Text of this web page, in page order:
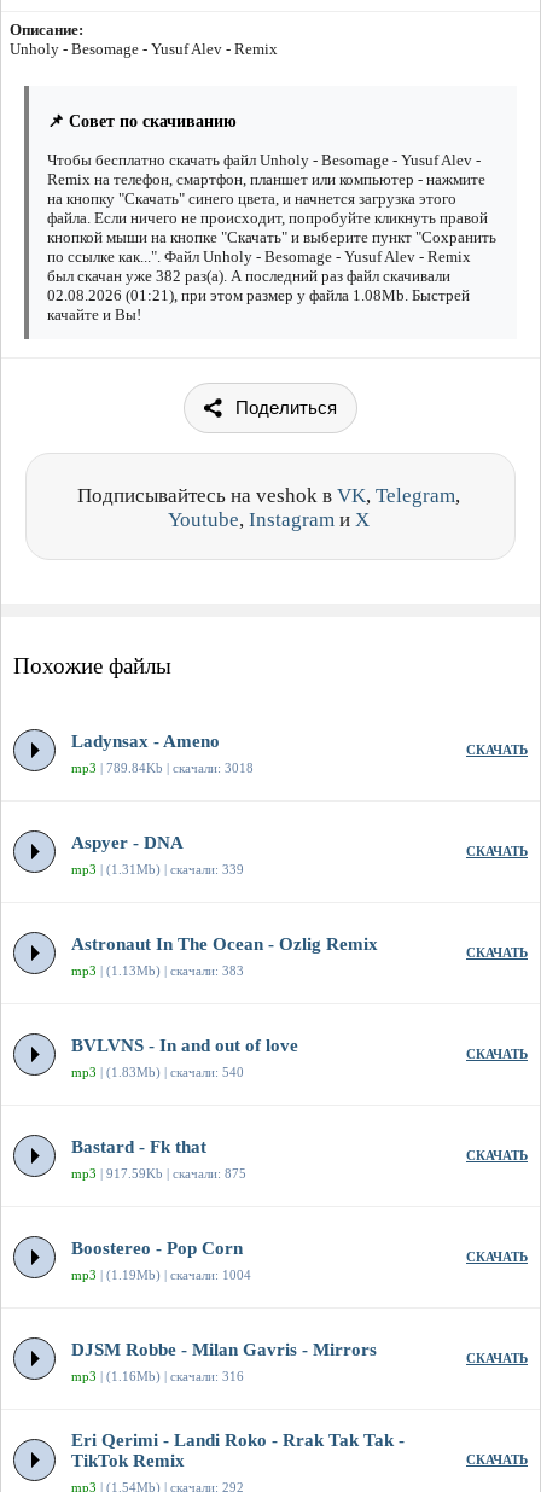
Описание:
Unholy - Besomage - Yusuf Alev - Remix
📌 Совет по скачиванию
Чтобы бесплатно скачать файл Unholy - Besomage - Yusuf Alev -
Remix на телефон, смартфон, планшет или компьютер - нажмите
на кнопку "Скачать" синего цвета, и начнется загрузка этого
файла. Если ничего не происходит, попробуйте кликнуть правой
кнопкой мыши на кнопке "Скачать" и выберите пункт "Сохранить
по ссылке как...". Файл Unholy - Besomage - Yusuf Alev - Remix
был скачан уже 382 раз(а). А последний раз файл скачивали
02.08.2026 (01:21), при этом размер у файла 1.08Mb. Быстрей
качайте и Вы!
Поделиться
Подписывайтесь на veshok в VK, Telegram,
Youtube, Instagram и X
Похожие файлы
Ladynsax - Ameno
mp3 | 789.84Kb | скачали: 3018
СКАЧАТЬ
Aspyer - DNA
mp3 | (1.31Mb) | скачали: 339
СКАЧАТЬ
Astronaut In The Ocean - Ozlig Remix
mp3 | (1.13Mb) | скачали: 383
СКАЧАТЬ
BVLVNS - In and out of love
mp3 | (1.83Mb) | скачали: 540
СКАЧАТЬ
Bastard - Fk that
mp3 | 917.59Kb | скачали: 875
СКАЧАТЬ
Boostereo - Pop Corn
mp3 | (1.19Mb) | скачали: 1004
СКАЧАТЬ
DJSM Robbe - Milan Gavris - Mirrors
mp3 | (1.16Mb) | скачали: 316
СКАЧАТЬ
Eri Qerimi - Landi Roko - Rrak Tak Tak -
TikTok Remix
mp3 | (1.54Mb) | скачали: 292
СКАЧАТЬ